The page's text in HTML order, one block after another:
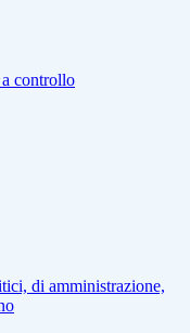
controllo
di amministrazione,